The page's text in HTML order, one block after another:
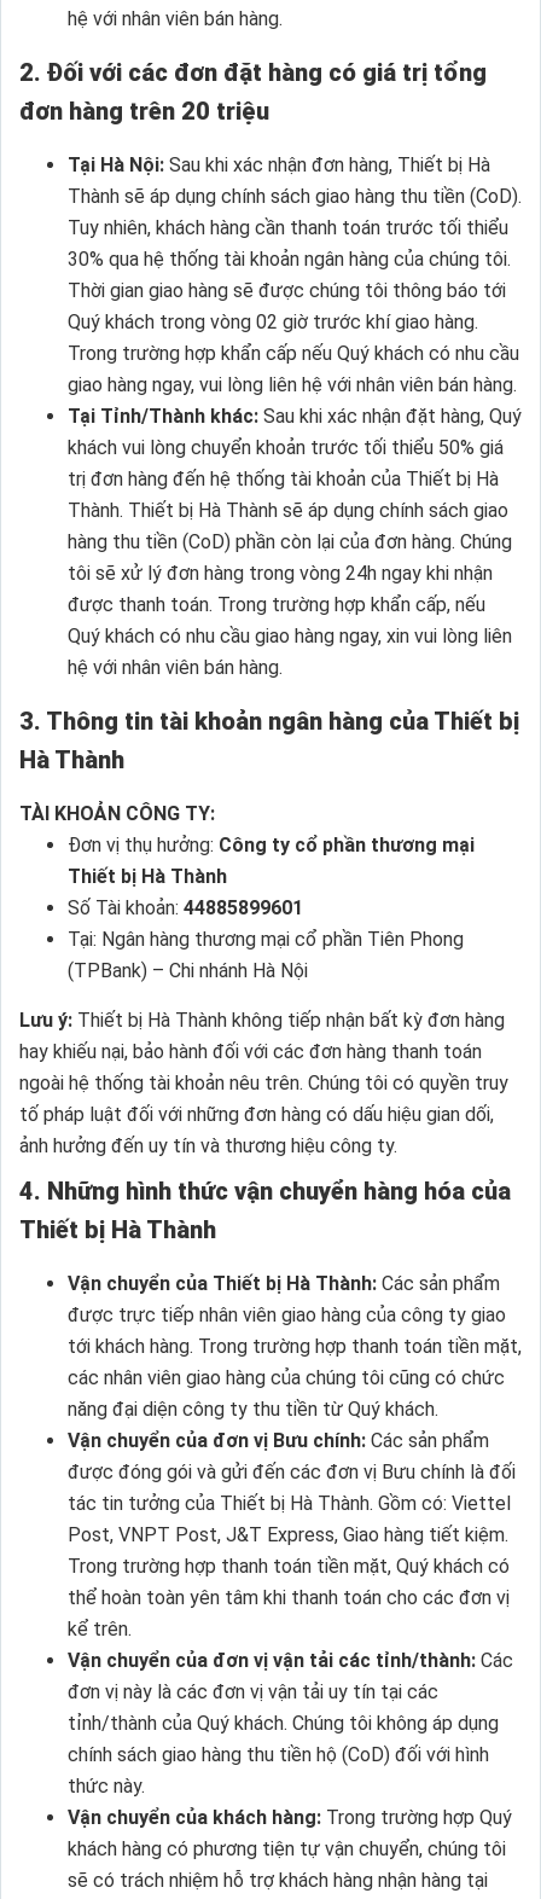
hệ với nhân viên bán hàng.
2. Đối với các đơn đặt hàng có giá trị tổng
đơn hàng trên 20 triệu
Tại Hà Nội: Sau khi xác nhận đơn hàng, Thiết bị Hà
Thành sẽ áp dụng chính sách giao hàng thu tiền (CoD).
Tuy nhiên, khách hàng cần thanh toán trước tối thiểu
30% qua hệ thống tài khoản ngân hàng của chúng tôi.
Thời gian giao hàng sẽ được chúng tôi thông báo tới
Quý khách trong vòng 02 giờ trước khí giao hàng.
Trong trường hợp khẩn cấp nếu Quý khách có nhu cầu
giao hàng ngay, vui lòng liên hệ với nhân viên bán hàng.
Tại Tỉnh/Thành khác: Sau khi xác nhận đặt hàng, Quý
khách vui lòng chuyển khoản trước tối thiểu 50% giá
trị đơn hàng đến hệ thống tài khoản của Thiết bị Hà
Thành. Thiết bị Hà Thành sẽ áp dụng chính sách giao
hàng thu tiền (CoD) phần còn lại của đơn hàng. Chúng
tôi sẽ xử lý đơn hàng trong vòng 24h ngay khi nhận
được thanh toán. Trong trường hợp khẩn cấp, nếu
Quý khách có nhu cầu giao hàng ngay, xin vui lòng liên
hệ với nhân viên bán hàng.
3. Thông tin tài khoản ngân hàng của Thiết bị
Hà Thành
TÀI KHOẢN CÔNG TY:
Đơn vị thụ hưởng: Công ty cổ phần thương mại
Thiết bị Hà Thành
Số Tài khoản: 44885899601
Tại: Ngân hàng thương mại cổ phần Tiên Phong
(TPBank) – Chi nhánh Hà Nội
Lưu ý: Thiết bị Hà Thành không tiếp nhận bất kỳ đơn hàng
hay khiếu nại, bảo hành đối với các đơn hàng thanh toán
ngoài hệ thống tài khoản nêu trên. Chúng tôi có quyền truy
tố pháp luật đối với những đơn hàng có dấu hiệu gian dối,
ảnh hưởng đến uy tín và thương hiệu công ty.
4. Những hình thức vận chuyển hàng hóa của
Thiết bị Hà Thành
Vận chuyển của Thiết bị Hà Thành: Các sản phẩm
được trực tiếp nhân viên giao hàng của công ty giao
tới khách hàng. Trong trường hợp thanh toán tiền mặt,
các nhân viên giao hàng của chúng tôi cũng có chức
năng đại diện công ty thu tiền từ Quý khách.
Vận chuyển của đơn vị Bưu chính: Các sản phẩm
được đóng gói và gửi đến các đơn vị Bưu chính là đối
tác tin tưởng của Thiết bị Hà Thành. Gồm có: Viettel
Post, VNPT Post, J&T Express, Giao hàng tiết kiệm.
Trong trường hợp thanh toán tiền mặt, Quý khách có
thể hoàn toàn yên tâm khi thanh toán cho các đơn vị
kể trên.
Vận chuyển của đơn vị vận tải các tỉnh/thành: Các
đơn vị này là các đơn vị vận tải uy tín tại các
tỉnh/thành của Quý khách. Chúng tôi không áp dụng
chính sách giao hàng thu tiền hộ (CoD) đối với hình
thức này.
Vận chuyển của khách hàng: Trong trường hợp Quý
khách hàng có phương tiện tự vận chuyển, chúng tôi
sẽ có trách nhiệm hỗ trợ khách hàng nhận hàng tại